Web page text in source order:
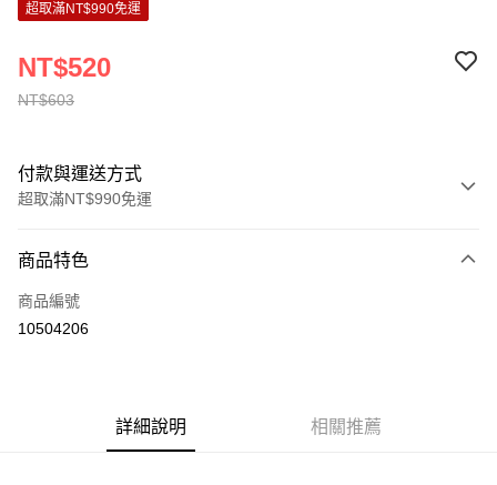
超取滿NT$990免運
NT$603
NT$520
付款與運送方式
超取滿NT$990免運
信用卡一次付款
超商取貨付款
商品特色
商品編號
10504206
詳細說明 相關推薦